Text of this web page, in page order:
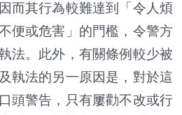
而其行為較難達到「令人煩
便或危害」的門檻，令警方
法。此外，有關條例較少被
執法的另一原因是，對於這
頭警告，只有屢勸不改或行